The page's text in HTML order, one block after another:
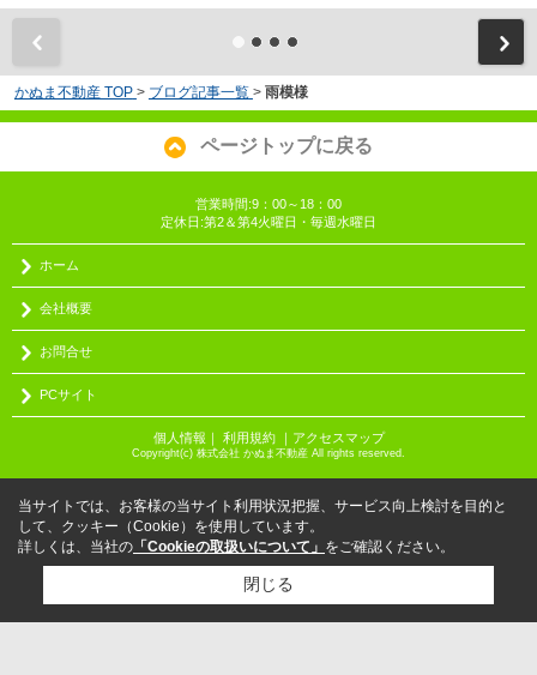
かぬま不動産 TOP > ブログ記事一覧 > 雨模様
ページトップに戻る
営業時間:9：00～18：00
定休日:第2＆第4火曜日・毎週水曜日
ホーム
会社概要
お問合せ
PCサイト
個人情報 利用規約｜ アクセスマップ
Copyright(c) 株式会社 かぬま不動産 All rights reserved.
当サイトでは、お客様の当サイト利用状況把握、サービス向上検討を目的と
して、クッキー（Cookie）を使用しています。
詳しくは、当社の 「Cookieの取扱いについて」 をご確認ください。
閉じる